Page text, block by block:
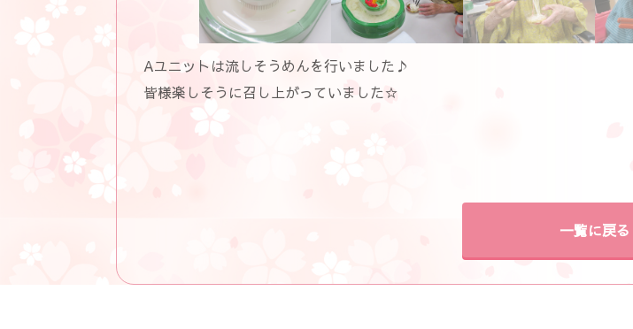
Aユニットは流しそうめんを行いました♪
皆様楽しそうに召し上がっていました☆
一覧に戻る